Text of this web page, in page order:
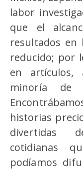
labor
que el
resultados en
reducido; por
en artículos,
minoría de
historias
divertidas
cotidianas
podíamos